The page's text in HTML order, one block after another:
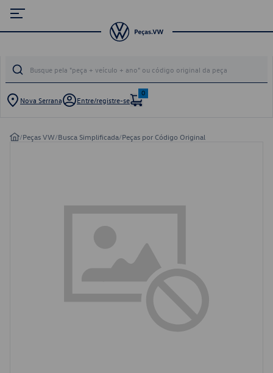
Nova Serrana Entre/registre-se
0
/Peças VW/Busca Simplificada/Peças por Código Original